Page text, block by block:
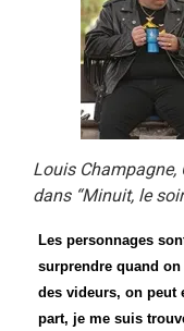
Louis
dans “Minuit, le
Les personnages
surprendre quand
des videurs, on peut
part, je me suis